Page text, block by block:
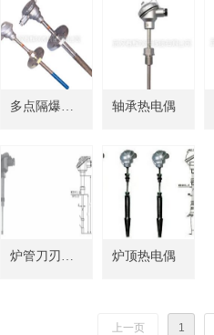
温；自然垂
下测温热电
多点隔爆热
轴承热电偶
炉管刀刃热
炉顶热电偶
上一页 1